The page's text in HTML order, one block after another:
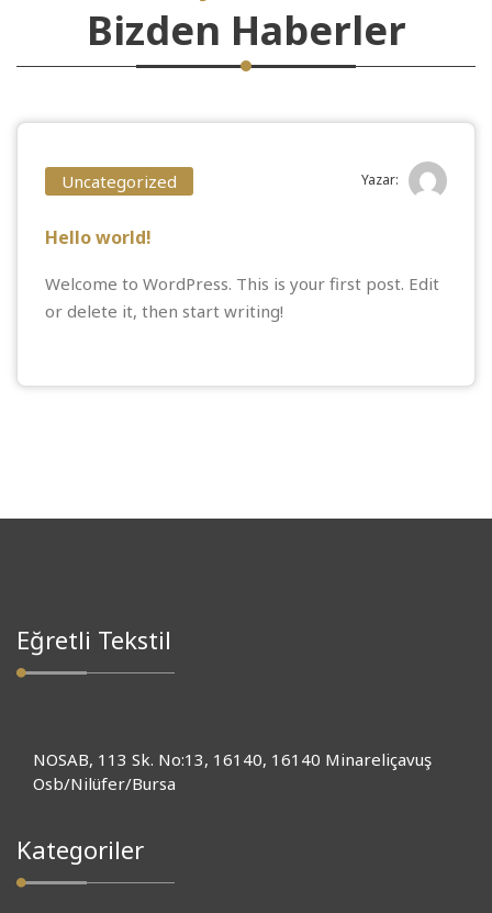
Bizden Haberler
Uncategorized Yazar:
Hello world!
Welcome to WordPress. This is your first post. Edit
or delete it, then start writing!
Eğretli Tekstil
NOSAB, 113 Sk. No:13, 16140, 16140 Minareliçavuş
Osb/Nilüfer/Bursa
Kategoriler